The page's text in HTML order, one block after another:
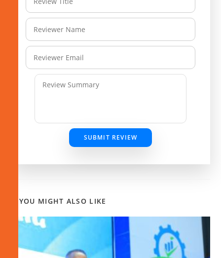
SUBMIT REVIEW
YOU MIGHT ALSO LIKE